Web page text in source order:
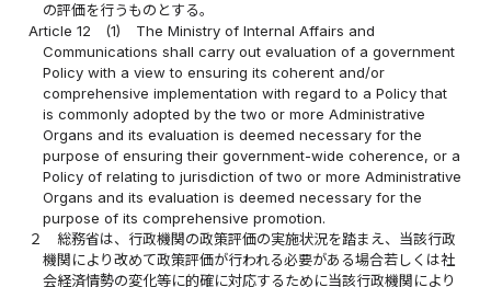
の評価を行うものとする。
Article 12
(1)
The Ministry of Internal Affairs and
Communications shall carry out evaluation of a government
Policy with a view to ensuring its coherent and/or
comprehensive implementation with regard to a Policy that
is commonly adopted by the two or more Administrative
Organs and its evaluation is deemed necessary for the
purpose of ensuring their government-wide coherence, or a
Policy of relating to jurisdiction of two or more Administrative
Organs and its evaluation is deemed necessary for the
purpose of its comprehensive promotion.
２
総務省は、行政機関の政策評価の実施状況を踏まえ、当該行政
機関により改めて政策評価が行われる必要がある場合若しくは社
会経済情勢の変化等に的確に対応するために当該行政機関により